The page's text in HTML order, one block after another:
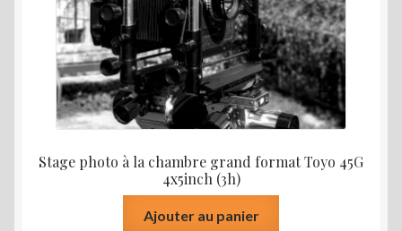
Stage photo à la chambre grand format Toyo 45G
4x5inch (3h)
Ajouter au panier